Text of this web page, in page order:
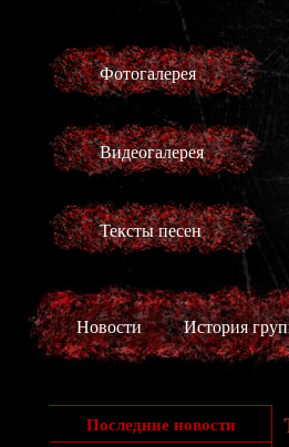
Фотогалерея
Видеогалерея
Тексты песен
Новости История
Последние новости